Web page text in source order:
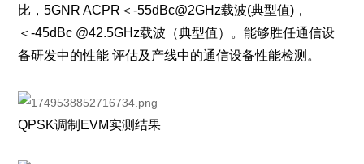
比，5GNR ACPR＜-55dBc@2GHz载波(典型值)，
＜-45dBc @42.5GHz载波（典型值）。能够胜任通信设
备研发中的性能 评估及产线中的通信设备性能检测。
QPSK调制EVM实测结果